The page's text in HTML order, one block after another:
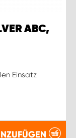
ABC,
Einsatz